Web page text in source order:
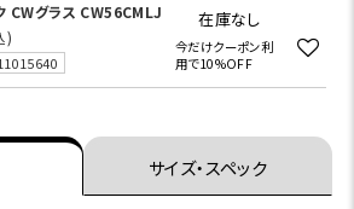
CWグラス CW56CMLJ
)
在庫なし
今だけクーポン利
用で10%OFF
サイズ・スペック